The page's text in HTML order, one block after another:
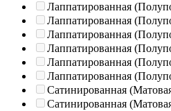
Лаппатированная
Лаппатированная
Лаппатированная
Лаппатированная
Лаппатированная
Лаппатированная
Сатинированная
Сатинированная